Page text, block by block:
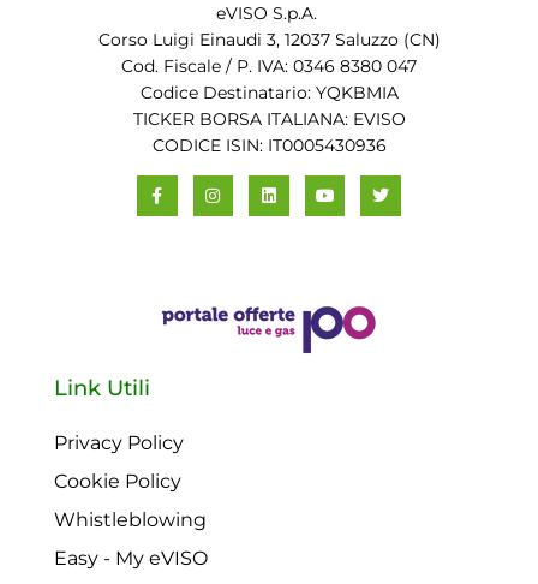
eVISO S.p.A.
Corso Luigi Einaudi 3, 12037 Saluzzo (CN)
Cod. Fiscale / P. IVA: 0346 8380 047
Codice Destinatario: YQKBMIA
TICKER BORSA ITALIANA: EVISO
CODICE ISIN: IT0005430936
Link Utili
Privacy Policy
Cookie Policy
Whistleblowing
Easy - My eVISO